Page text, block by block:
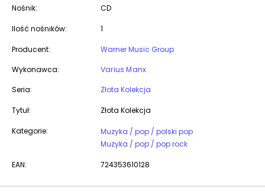
Nośnik: CD
Ilość nośników: 1
Producent:
Warner Music Group
Wykonawca:
Varius Manx
Seria:
Złota Kolekcja
Tytuł: Złota Kolekcja
Kategorie:
Muzyka / pop / polski pop
Muzyka / pop / pop rock
EAN: 724353610128